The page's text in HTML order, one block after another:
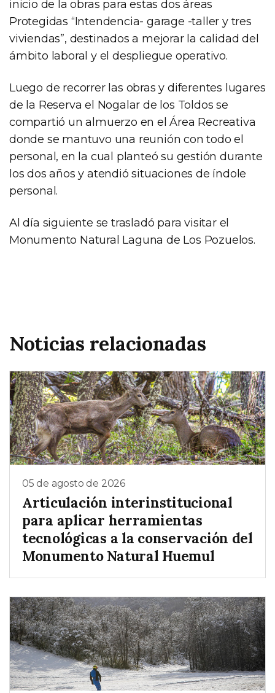
inicio de la obras para estas dos áreas
Protegidas “Intendencia- garage -taller y tres
viviendas”, destinados a mejorar la calidad del
ámbito laboral y el despliegue operativo.
Luego de recorrer las obras y diferentes lugares
de la Reserva el Nogalar de los Toldos se
compartió un almuerzo en el Área Recreativa
donde se mantuvo una reunión con todo el
personal, en la cual planteó su gestión durante
los dos años y atendió situaciones de índole
personal.
Al día siguiente se trasladó para visitar el
Monumento Natural Laguna de Los Pozuelos.
Noticias relacionadas
05 de agosto de 2026
Articulación interinstitucional
para aplicar herramientas
tecnológicas a la conservación del
Monumento Natural Huemul